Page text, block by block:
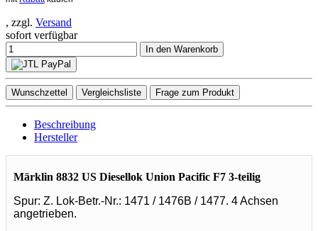
, zzgl. Versand
sofort verfügbar
In den Warenkorb
Wunschzettel Vergleichsliste Frage zum Produkt
Beschreibung
Hersteller
Märklin 8832 US Diesellok Union Pacific F7 3-teilig
Spur: Z. Lok-Betr.-Nr.: 1471 / 1476B / 1477. 4 Achsen
angetrieben.